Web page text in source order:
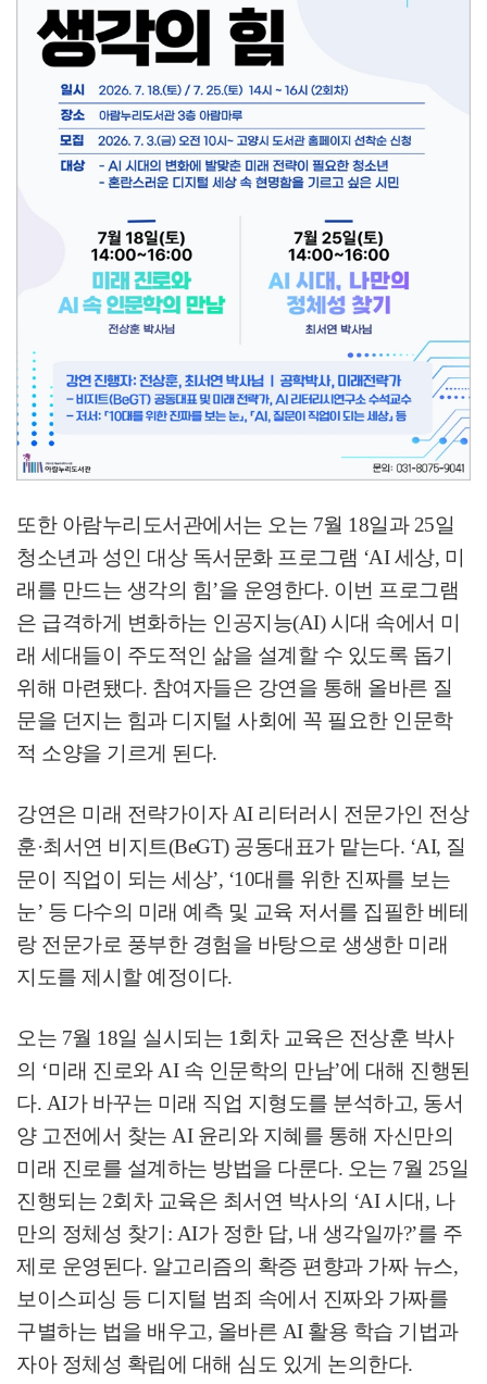
또한 아람누리도서관에서는 오는 7월 18일과25일
청소년과 성인 대상 독서문화 프로그램 ‘AI세상, 미
래를 만드는 생각의 힘’을 운영한다. 이번 프로그램
은 급격하게 변화하는 인공지능(AI) 시대 속에서 미
래 세대들이 주도적인 삶을 설계할 수 있도록 돕기
위해 마련됐다. 참여자들은 강연을 통해 올바른 질
문을 던지는 힘과 디지털 사회에 꼭 필요한 인문학
적 소양을 기르게 된다.
강연은 미래 전략가이자AI 리터러시 전문가인 전상
훈·최서연 비지트(BeGT) 공동대표가 맡는다. ‘AI, 질
문이 직업이 되는 세상’, ‘10대를 위한 진짜를 보는
눈’ 등 다수의 미래 예측 및 교육 저서를 집필한 베테
랑 전문가로 풍부한 경험을 바탕으로 생생한 미래
지도를 제시할 예정이다.
오는 7월 18일 실시되는 1회차 교육은 전상훈 박사
의 ‘미래 진로와AI 속 인문학의 만남’에 대해 진행된
다. AI가 바꾸는 미래 직업 지형도를 분석하고, 동서
양 고전에서 찾는 AI 윤리와 지혜를 통해 자신만의
미래 진로를 설계하는 방법을 다룬다. 오는 7월 25일
진행되는 2회차 교육은 최서연 박사의 ‘AI 시대 , 나
만의 정체성 찾기 : AI가 정한 답, 내 생각일까?’를 주
제로 운영된다. 알고리즘의 확증 편향과 가짜 뉴스,
보이스피싱 등 디지털 범죄 속에서 진짜와 가짜를
구별하는 법을 배우고, 올바른 AI 활용 학습 기법과
자아 정체성 확립에 대해 심도 있게 논의한다.